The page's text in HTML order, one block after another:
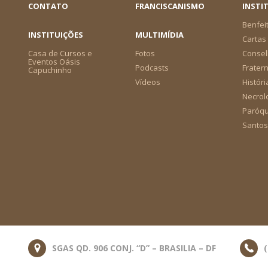
CONTATO FRANCISCANISMO
Santos
INSTITUIÇÕES
Casa de Cursos e
Eventos Oásis
Capuchinho
MULTIMÍDIA
Fotos
Podcasts
Vídeos
SGAS QD. 906 CONJ. “D” – BRASILIA – DF